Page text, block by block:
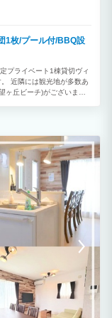
1枚/プール付/BBQ設
プライベート1棟貸切ヴィ
近隣には観光地が多数あ
ヶ丘ビーチ)がございま